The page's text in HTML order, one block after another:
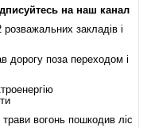
на наш канал
закладів і
дорогу поза переходом і
вогонь пошкодив ліс